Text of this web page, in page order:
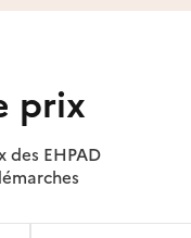
prix
des EHPAD